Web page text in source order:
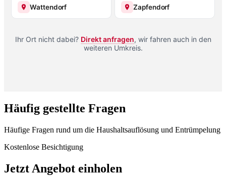
Wattendorf Zapfendorf
Ihr Ort nicht dabei? Direkt anfragen, wir fahren auch in den
weiteren Umkreis.
Häufig gestellte Fragen
Häufige Fragen rund um die Haushaltsauflösung und Entrümpelung
Kostenlose Besichtigung
Jetzt Angebot einholen